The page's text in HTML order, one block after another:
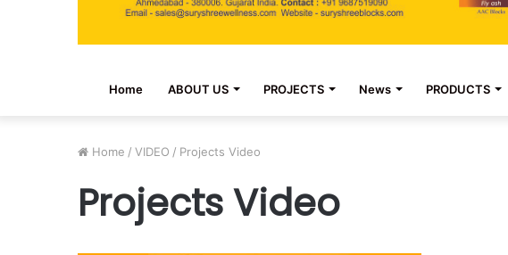
Home ABOUT US PROJECTS News PRODUCTS
Home / VIDEO / Projects Video
Projects Video